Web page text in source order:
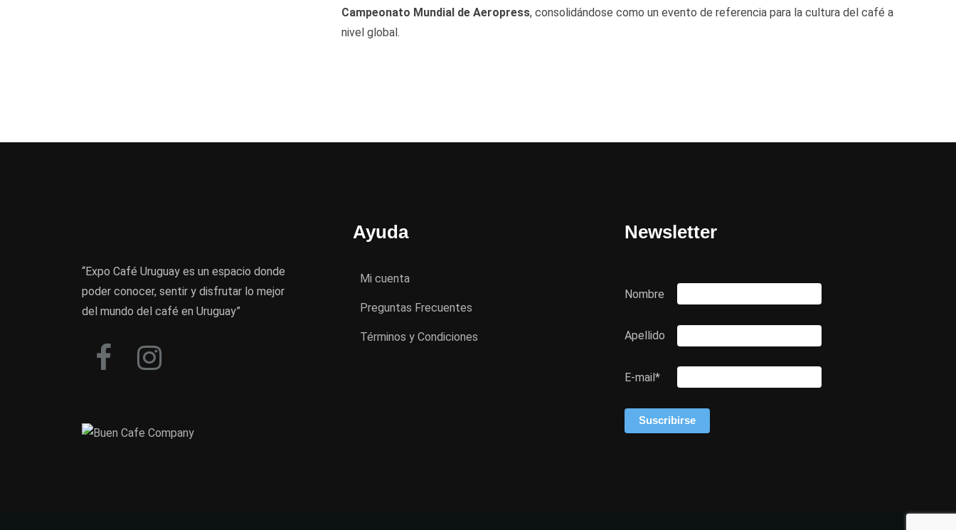
Campeonato Mundial de Aeropress, consolidándose como un evento de referencia para la cultura del café a
nivel global.
“Expo Café Uruguay es un espacio donde
poder conocer, sentir y disfrutar lo mejor
del mundo del café en Uruguay”
Ayuda
Mi cuenta
Preguntas Frecuentes
Términos y Condiciones
Newsletter
Nombre
Apellido
E-mail*